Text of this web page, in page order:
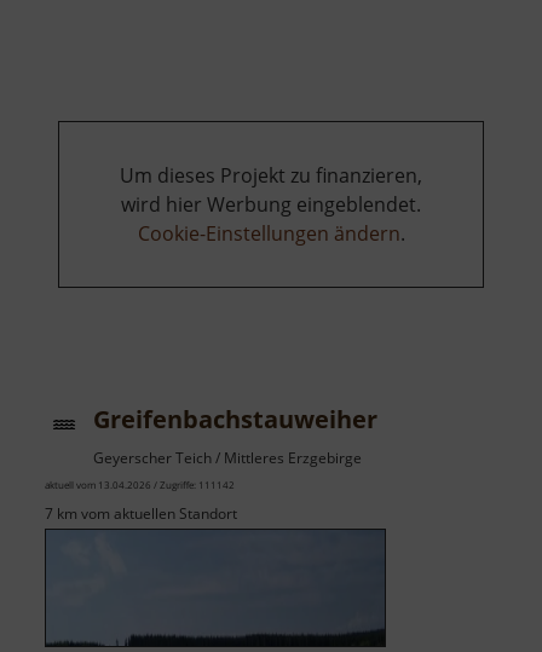
Um dieses Projekt zu finanzieren,
wird hier Werbung eingeblendet.
Cookie-Einstellungen ändern.
Greifenbachstauweiher
Geyerscher Teich / Mittleres Erzgebirge
aktuell vom 13.04.2026 / Zugriffe: 111142
7 km vom aktuellen Standort